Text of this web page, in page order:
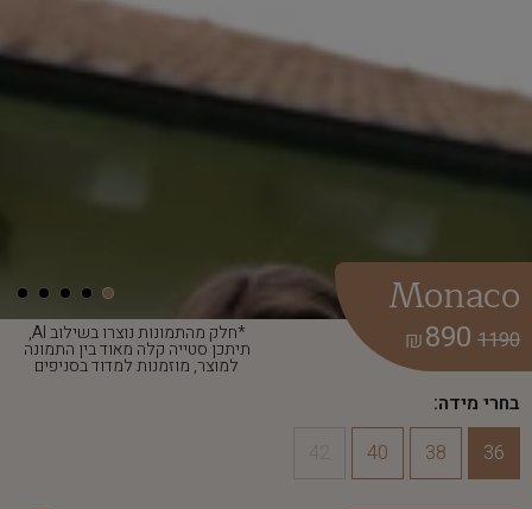
*חלק מהתמונות נוצרו בשילוב AI,
תיתכן סטייה קלה מאוד בין התמונה
למוצר, מוזמנות למדוד בסניפים
Monaco
1190
890
₪
בחרי מידה:
36
38
40